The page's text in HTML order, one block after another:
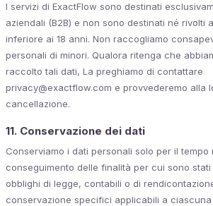
I servizi di ExactFlow sono destinati
aziendali (B2B) e non sono destinati né rivolti
inferiore ai 18 anni. Non raccogliamo
personali di minori. Qualora ritenga che
raccolto tali dati, La preghiamo di contattare
privacy@exactflow.com e provvederemo alla
cancellazione.
11. Conservazione dei dati
Conserviamo i dati personali solo per il tempo
conseguimento delle finalità per cui sono
obblighi di legge, contabili o di
conservazione specifici applicabili a